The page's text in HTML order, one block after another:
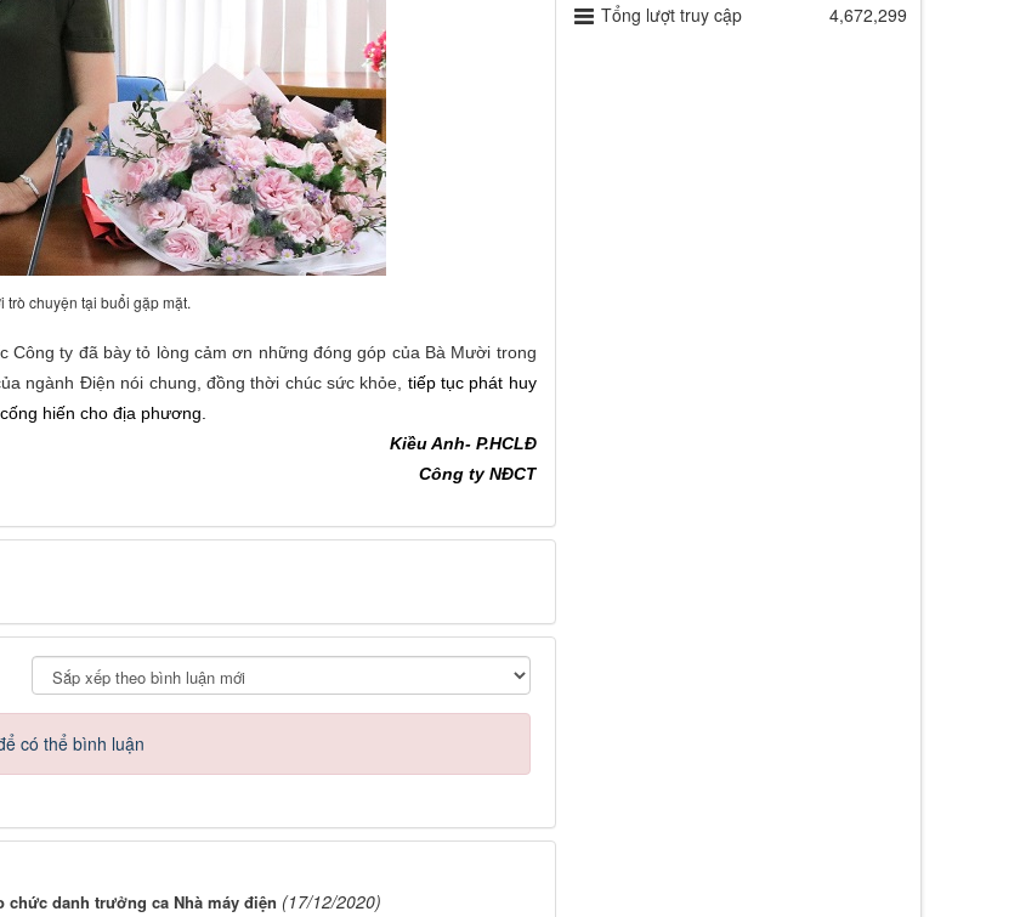
trò chuyện tại buổi gặp mặt.
Công ty đã bày tỏ lòng cảm ơn những đóng góp của Bà Mười trong
ngành Điện nói chung, đồng thời chúc sức khỏe, tiếp tục phát huy
hiến cho địa phương.
Kiều Anh- P.HCLĐ
Công ty NĐCT
có thể bình luận
chức danh trưởng ca Nhà máy điện (17/12/2020)
Tổng lượt truy cập
4,672,299